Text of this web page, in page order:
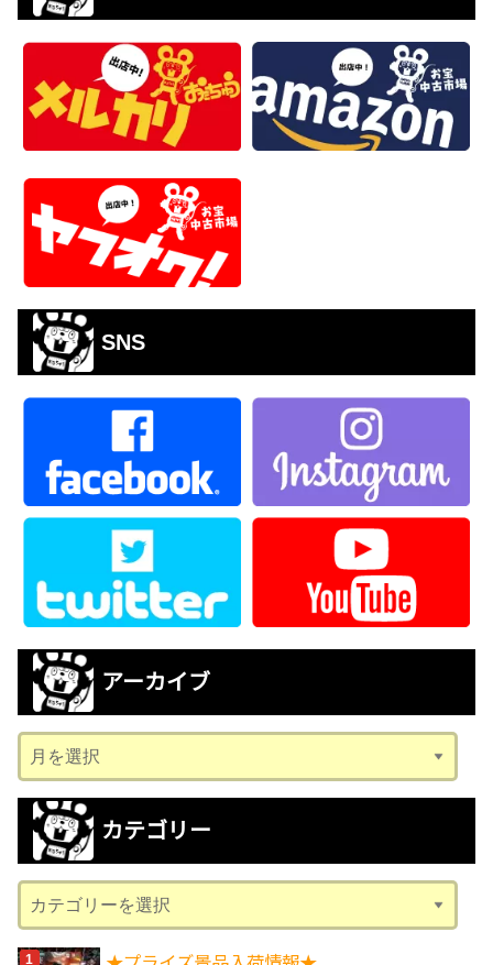
SNS
アーカイブ
ー
カ
ブ
カテゴリー
テ
ゴ